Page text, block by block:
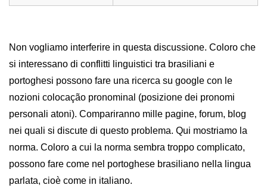
Non vogliamo interferire in questa discussione. Coloro che
si interessano di conflitti linguistici tra brasiliani e
portoghesi possono fare una ricerca su google con le
nozioni colocação pronominal (posizione dei pronomi
personali atoni). Compariranno mille pagine, forum, blog
nei quali si discute di questo problema. Qui mostriamo la
norma. Coloro a cui la norma sembra troppo complicato,
possono fare come nel portoghese brasiliano nella lingua
parlata, cioè come in italiano.